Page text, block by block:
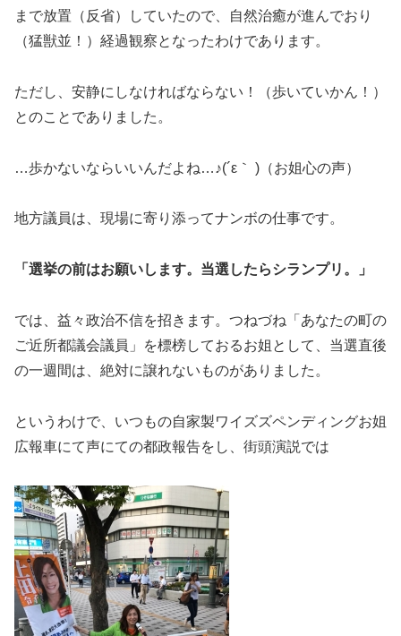
まで放置（反省）していたので、自然治癒が進んでおり
（猛獣並！）経過観察となったわけであります。
ただし、安静にしなければならない！（歩いていかん！）
とのことでありました。
…歩かないならいいんだよね…♪(´ε｀ )（お姐心の声）
地方議員は、現場に寄り添ってナンボの仕事です。
「選挙の前はお願いします。当選したらシランプリ。」
では、益々政治不信を招きます。つねづね「あなたの町の
ご近所都議会議員」を標榜しておるお姐として、当選直後
の一週間は、絶対に譲れないものがありました。
というわけで、いつもの自家製ワイズズペンディングお姐
広報車にて声にての都政報告をし、街頭演説では